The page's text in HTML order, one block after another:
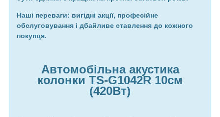
Наші переваги: вигідні акції, професійне
обслуговування і дбайливе ставлення до кожного
покупця.
Автомобільна акустика
колонки TS-G1042R 10см
(420Вт)